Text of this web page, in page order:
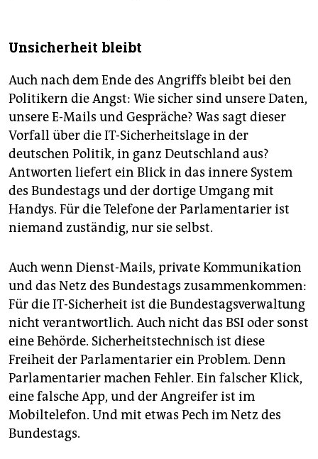
Unsicherheit bleibt
Auch nach dem Ende des Angriffs bleibt bei den
Politikern die Angst: Wie sicher sind unsere Daten,
unsere E-Mails und Gespräche? Was sagt dieser
Vorfall über die IT-Sicherheitslage in der
deutschen Politik, in ganz Deutschland aus?
Antworten liefert ein Blick in das innere System
des Bundestags und der dortige Umgang mit
Handys. Für die Telefone der Parlamentarier ist
niemand zuständig, nur sie selbst.
Auch wenn Dienst-Mails, private Kommunikation
und das Netz des Bundestags zusammenkommen:
Für die IT-­Sicherheit ist die Bundestagsverwaltung
nicht verantwortlich. Auch nicht das BSI oder sonst
eine Behörde. Sicherheitstechnisch ist diese
Freiheit der Parlamentarier ein Problem. Denn
Parlamentarier machen Fehler. Ein falscher Klick,
eine falsche App, und der Angreifer ist im
Mobiltelefon. Und mit ­etwas Pech im Netz des
Bundestags.